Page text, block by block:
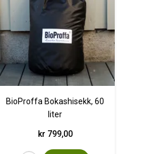
BioProffa Bokashisekk, 60
liter
kr 799,00